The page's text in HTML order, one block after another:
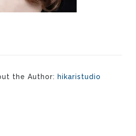
the Author: hikaristudio